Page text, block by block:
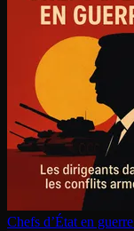
Chefs d’État en guerre